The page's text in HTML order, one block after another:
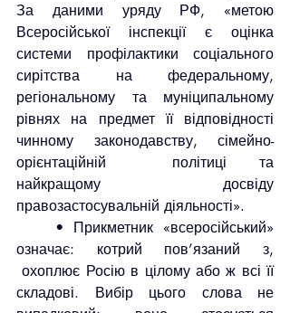
За даними уряду РФ, «метою
Всеросійської інспекції є оцінка
системи профілактики соціального
сирітства на федеральному,
регіональному та муніципальному
рівнях на предмет її відповідності
чинному законодавству, сімейно-
орієнтаційній  політиці та
найкращому досвіду
правозастосувальній діяльності».
• Прикметник «всеросійський»
означає: котрий пов’язаний з,
охоплює Росію в цілому або ж всі її
складові. Вибір цього слова не